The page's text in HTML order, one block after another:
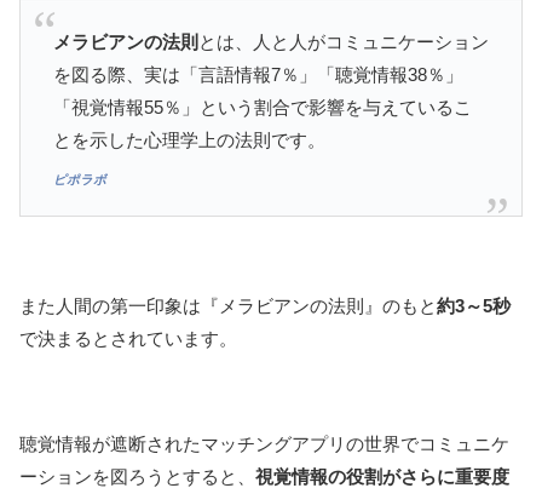
メラビアンの法則 とは、人と人がコミュニケーション
を図る際、実は「言語情報7％」「聴覚情報38％」
「視覚情報55％」という割合で影響を与えているこ
とを示した心理学上の法則です。
ピポラボ
また人間の第一印象は『メラビアンの法則』のもと約3～5秒
で決まるとされています。
聴覚情報が遮断されたマッチングアプリの世界でコミュニケ
ーションを図ろうとすると、 視覚情報の役割がさらに重要度